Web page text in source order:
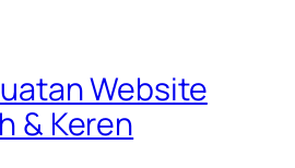
Website
& Keren